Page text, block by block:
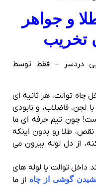
و جواهر
تخریب
بی‌ دردسر – فقط توسط
چاه توالت، هر ثانیه‌ ای
لجن، فاضلاب، و نابودی
چون تیم حرفه‌ ای ما
طلا رو بدون اینکه
از دل لوله بیرون می‌
داخل توالت یا لوله های
گوشی از چاه از ما